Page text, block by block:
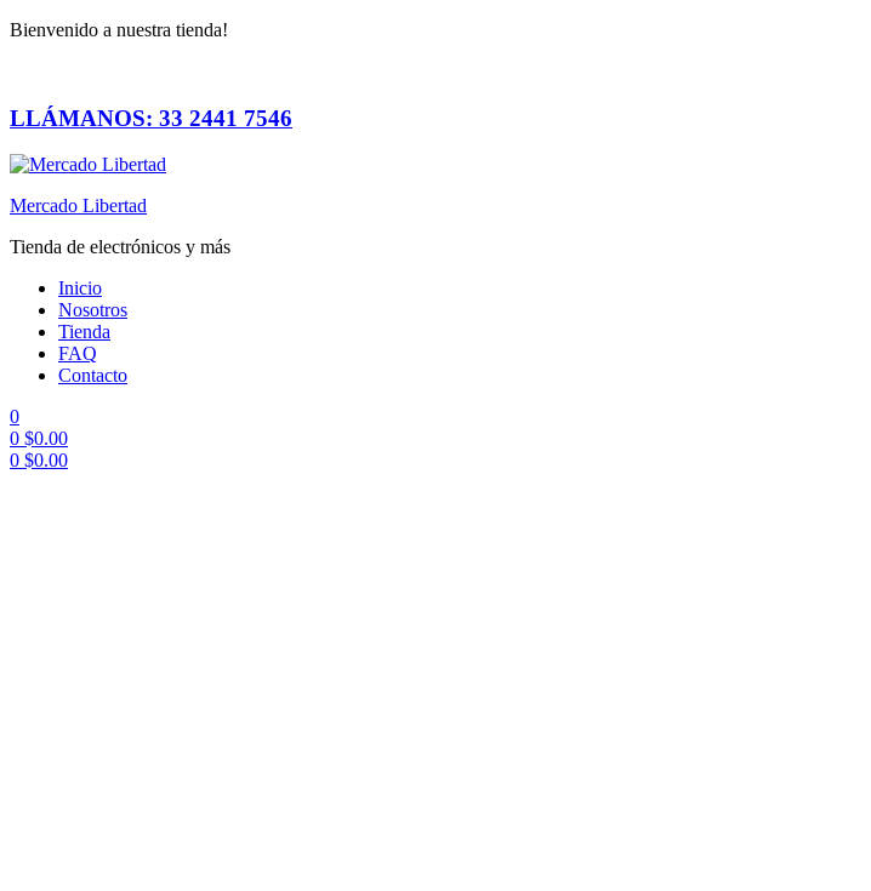
Bienvenido a nuestra tienda!
LLÁMANOS: 33 2441 7546
Mercado Libertad
Tienda de electrónicos y más
Inicio
Nosotros
Tienda
FAQ
Contacto
0
0 $0.00
0 $0.00